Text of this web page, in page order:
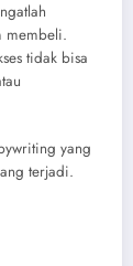
membeli.
tidak bisa
yang
terjadi.